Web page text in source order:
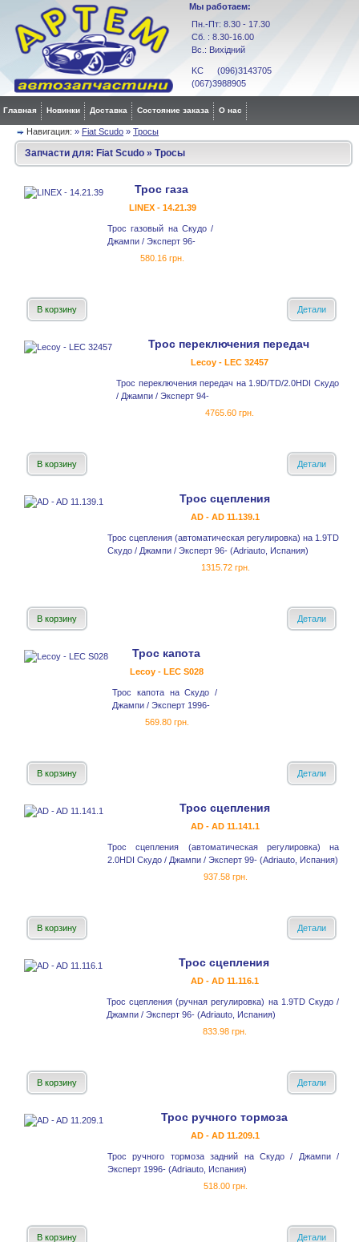
Мы работаем:
Пн.-Пт: 8.30 - 17.30
Сб. : 8.30-16.00
Вс.: Вихідний
KC (096)3143705
(067)3988905
Главная Новинки Доставка Состояние заказа О нас
Навигация: » Fiat Scudo » Тросы
Запчасти для: Fiat Scudo » Тросы
Трос газа
LINEX - 14.21.39
Трос газовый на Скудо /
Джампи / Эксперт 96-
580.16 грн.
В корзину Детали
Трос переключения передач
Lecoy - LEC 32457
Трос переключения передач на 1.9D/TD/2.0HDI Скудо
/ Джампи / Эксперт 94-
4765.60 грн.
В корзину Детали
Трос сцепления
AD - AD 11.139.1
Трос сцепления (автоматическая регулировка) на 1.9TD
Скудо / Джампи / Эксперт 96- (Adriauto, Испания)
1315.72 грн.
В корзину Детали
Трос капота
Lecoy - LEC S028
Трос капота на Скудо /
Джампи / Эксперт 1996-
569.80 грн.
В корзину Детали
Трос сцепления
AD - AD 11.141.1
Трос сцепления (автоматическая регулировка) на
2.0HDI Скудо / Джампи / Эксперт 99- (Adriauto, Испания)
937.58 грн.
В корзину Детали
Трос сцепления
AD - AD 11.116.1
Трос сцепления (ручная регулировка) на 1.9TD Скудо /
Джампи / Эксперт 96- (Adriauto, Испания)
833.98 грн.
В корзину Детали
Трос ручного тормоза
AD - AD 11.209.1
Трос ручного тормоза задний на Скудо / Джампи /
Эксперт 1996- (Adriauto, Испания)
518.00 грн.
В корзину Детали